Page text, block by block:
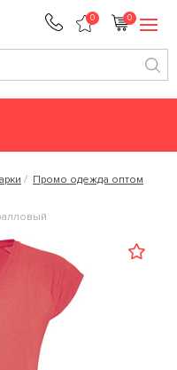
0 0
Промо одежда оптом